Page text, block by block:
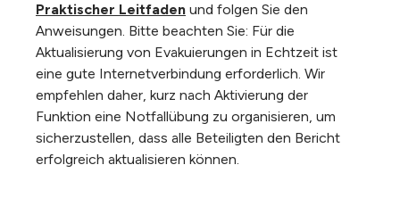
Praktischer Leitfaden und folgen Sie den
Anweisungen. Bitte beachten Sie: Für die
Aktualisierung von Evakuierungen in Echtzeit ist
eine gute Internetverbindung erforderlich. Wir
empfehlen daher, kurz nach Aktivierung der
Funktion eine Notfallübung zu organisieren, um
sicherzustellen, dass alle Beteiligten den Bericht
erfolgreich aktualisieren können.